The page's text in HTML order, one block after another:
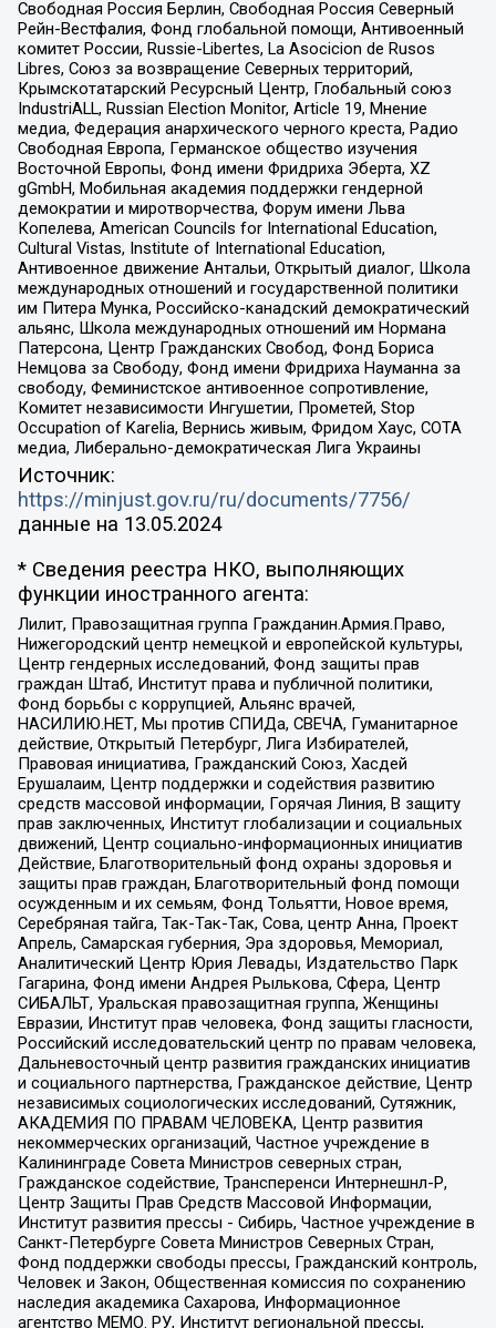
Свободная Россия Берлин, Свободная Россия Северный
Рейн-Вестфалия, Фонд глобальной помощи, Антивоенный
комитет России, Russie-Libertes, La Asocicion de Rusos
Libres, Союз за возвращение Северных территорий,
Крымскотатарский Ресурсный Центр, Глобальный союз
IndustriALL, Russian Election Monitor, Article 19, Мнение
медиа, Федерация анархического черного креста, Радио
Свободная Европа, Германское общество изучения
Восточной Европы, Фонд имени Фридриха Эберта, XZ
gGmbH, Мобильная академия поддержки гендерной
демократии и миротворчества, Форум имени Льва
Копелева, American Councils for International Education,
Cultural Vistas, Institute of International Education,
Антивоенное движение Антальи, Открытый диалог, Школа
международных отношений и государственной политики
им Питера Мунка, Российско-канадский демократический
альянс, Школа международных отношений им Нормана
Патерсона, Центр Гражданских Свобод, Фонд Бориса
Немцова за Свободу, Фонд имени Фридриха Науманна за
свободу, Феминистское антивоенное сопротивление,
Комитет независимости Ингушетии, Прометей, Stop
Occupation of Karelia, Вернись живым, Фридом Хаус, СОТА
медиа, Либерально-демократическая Лига Украины
Источник:
https://minjust.gov.ru/ru/documents/7756/
данные на 13.05.2024
* Сведения реестра НКО, выполняющих
функции иностранного агента:
Лилит, Правозащитная группа Гражданин.Армия.Право,
Нижегородский центр немецкой и европейской культуры,
Центр гендерных исследований, Фонд защиты прав
граждан Штаб, Институт права и публичной политики,
Фонд борьбы с коррупцией, Альянс врачей,
НАСИЛИЮ.НЕТ, Мы против СПИДа, СВЕЧА, Гуманитарное
действие, Открытый Петербург, Лига Избирателей,
Правовая инициатива, Гражданский Союз, Хасдей
Ерушалаим, Центр поддержки и содействия развитию
средств массовой информации, Горячая Линия, В защиту
прав заключенных, Институт глобализации и социальных
движений, Центр социально-информационных инициатив
Действие, Благотворительный фонд охраны здоровья и
защиты прав граждан, Благотворительный фонд помощи
осужденным и их семьям, Фонд Тольятти, Новое время,
Серебряная тайга, Так-Так-Так, Сова, центр Анна, Проект
Апрель, Самарская губерния, Эра здоровья, Мемориал,
Аналитический Центр Юрия Левады, Издательство Парк
Гагарина, Фонд имени Андрея Рылькова, Сфера, Центр
СИБАЛЬТ, Уральская правозащитная группа, Женщины
Евразии, Институт прав человека, Фонд защиты гласности,
Российский исследовательский центр по правам человека,
Дальневосточный центр развития гражданских инициатив
и социального партнерства, Гражданское действие, Центр
независимых социологических исследований, Сутяжник,
АКАДЕМИЯ ПО ПРАВАМ ЧЕЛОВЕКА, Центр развития
некоммерческих организаций, Частное учреждение в
Калининграде Совета Министров северных стран,
Гражданское содействие, Трансперенси Интернешнл-Р,
Центр Защиты Прав Средств Массовой Информации,
Институт развития прессы - Сибирь, Частное учреждение в
Санкт-Петербурге Совета Министров Северных Стран,
Фонд поддержки свободы прессы, Гражданский контроль,
Человек и Закон, Общественная комиссия по сохранению
наследия академика Сахарова, Информационное
агентство МЕМО. РУ, Институт региональной прессы,